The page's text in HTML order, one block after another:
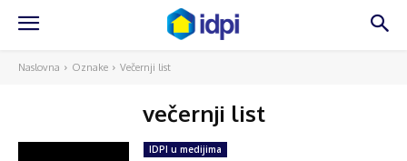
Naslovna Oznake Večernji list
večernji list
IDPI u medijima